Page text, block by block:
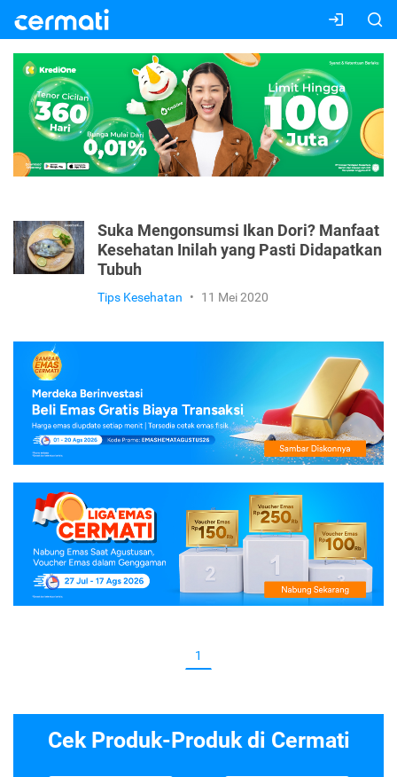
Suka Mengonsumsi Ikan Dori? Manfaat
Kesehatan Inilah yang Pasti Didapatkan
Tubuh
Tips Kesehatan • 11 Mei 2020
1
Cek Produk-Produk di Cermati